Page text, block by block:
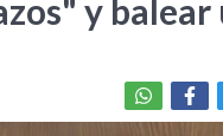
y balear